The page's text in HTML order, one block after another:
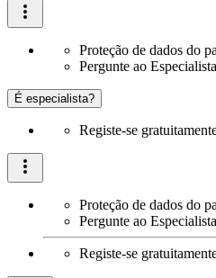
Proteção de dados do
Pergunte ao Especialista
É especialista?
Registe-se
Proteção de dados do
Pergunte ao Especialista
Registe-se